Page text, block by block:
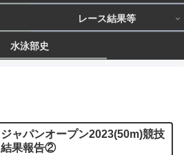
レース結果等
水泳部史
ジャパンオープン2023(50m)競技
結果報告②